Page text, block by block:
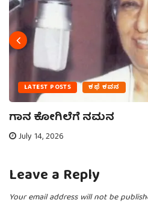
LATEST POSTS ಕಥೆ ಕವನ
ಗಾನ ಕೋಗಿಲೆಗೆ ನಮನ
July 14, 2026
Leave a Reply
Your email address will not be